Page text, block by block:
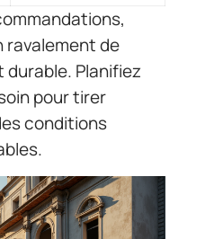
ravalement de
Planifiez
pour tirer
conditions